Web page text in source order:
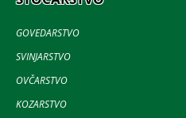
GOVEDARSTVO
SVINJARSTVO
OVČARSTVO
KOZARSTVO